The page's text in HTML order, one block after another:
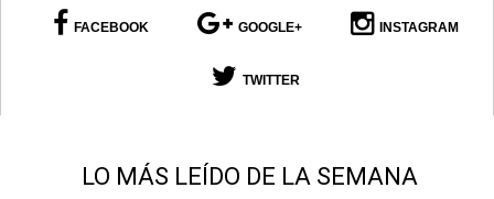
FACEBOOK GOOGLE+ INSTAGRAM
TWITTER
LO MÁS LEÍDO DE LA SEMANA